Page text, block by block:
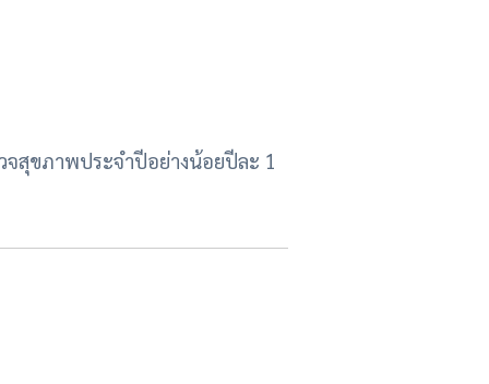
จสุขภาพประจำปีอย่างน้อยปีละ 1